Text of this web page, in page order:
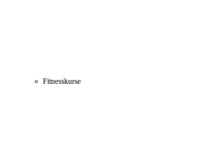
Fitnesskurse